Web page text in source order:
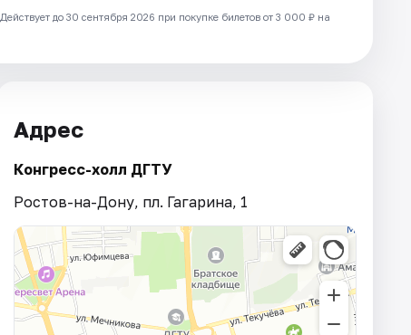
Действует до 30 сентября 2026 при покупке билетов от 3 000 ₽ на
Адрес
Конгресс-холл ДГТУ
Ростов-на-Дону, пл. Гагарина, 1